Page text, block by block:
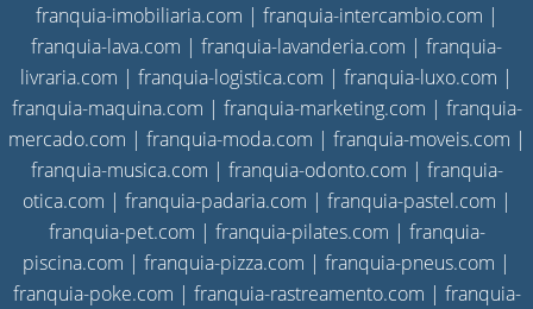
franquia-imobiliaria.com | franquia-intercambio.com |
franquia-lava.com | franquia-lavanderia.com | franquia-
livraria.com | franquia-logistica.com | franquia-luxo.com |
franquia-maquina.com | franquia-marketing.com | franquia-
mercado.com | franquia-moda.com | franquia-moveis.com |
franquia-musica.com | franquia-odonto.com | franquia-
otica.com | franquia-padaria.com | franquia-pastel.com |
franquia-pet.com | franquia-pilates.com | franquia-
piscina.com | franquia-pizza.com | franquia-pneus.com |
franquia-poke.com | franquia-rastreamento.com | franquia-